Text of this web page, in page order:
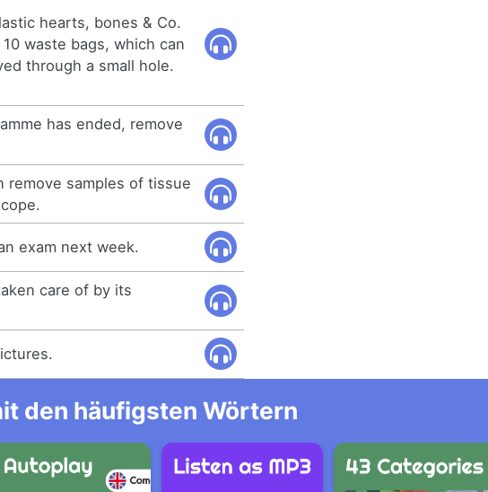
hearts, bones & Co.
waste bags, which can
through a small hole.
has ended, remove
remove samples of tissue
exam next week.
care of by its
den häufigsten Wörtern